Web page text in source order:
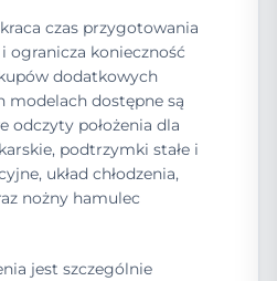
czas przygotowania
ogranicza konieczność
dodatkowych
modelach dostępne są
odczyty położenia dla
podtrzymki stałe i
układ chłodzenia,
nożny hamulec
jest szczególnie